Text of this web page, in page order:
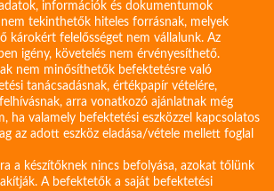
információk és dokumentumok
tekinthetők hiteles forrásnak, melyek
károkért felelősséget nem vállalunk. Az
igény, követelés nem érvényesíthető.
nem minősíthetők befektetésre való
tanácsadásnak, értékpapír vételére,
arra vonatkozó ajánlatnak még
ha valamely befektetési eszközzel kapcsolatos
az adott eszköz eladása/vétele mellett foglal
a készítőknek nincs befolyása, azokat tőlünk
A befektetők a saját befektetési